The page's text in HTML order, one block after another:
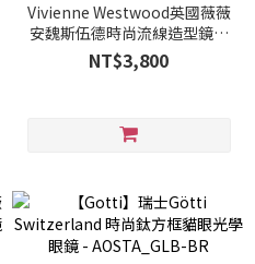
Vivienne Westwood英國薇薇
安魏斯伍德時尚流線造型鏡框
光學眼鏡(紫) VW208-02
NT$3,800